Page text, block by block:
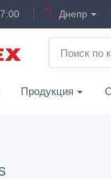
Днепр
Продукция